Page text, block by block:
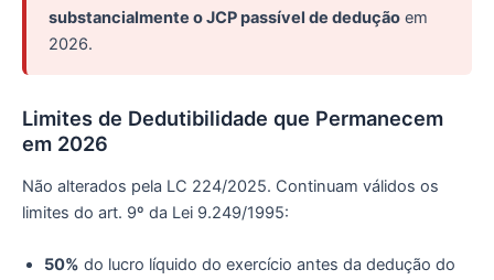
substancialmente o JCP passível de dedução em
2026.
Limites de Dedutibilidade que Permanecem
em 2026
Não alterados pela LC 224/2025. Continuam válidos os
limites do art. 9º da Lei 9.249/1995:
50% do lucro líquido do exercício antes da dedução do